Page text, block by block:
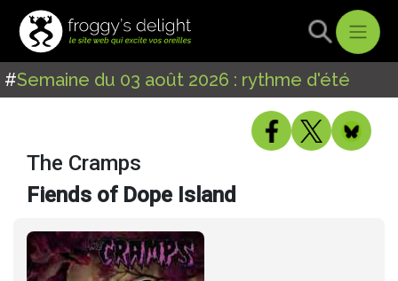
#Semaine du 03 août 2026 : rythme d'été
The Cramps
Fiends of Dope Island